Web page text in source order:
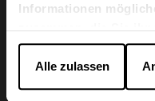
Informationen
zusammen, die Sie
die sie im Rahmen
gesammelt haben.
Alle zulassen